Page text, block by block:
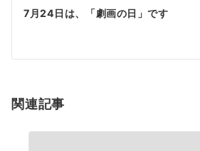
ゲ
シ
ン
7月24日は、「劇画の日」です
関連記事